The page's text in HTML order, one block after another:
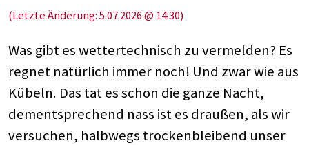
(Letzte Änderung: 5.07.2026 @ 14:30)
Was gibt es wettertechnisch zu vermelden? Es
regnet natürlich immer noch! Und zwar wie aus
Kübeln. Das tat es schon die ganze Nacht,
dementsprechend nass ist es draußen, als wir
versuchen, halbwegs trockenbleibend unser